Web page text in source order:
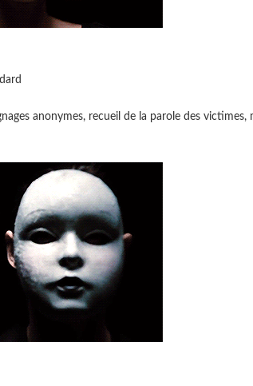
anonymes, recueil de la parole des victimes,